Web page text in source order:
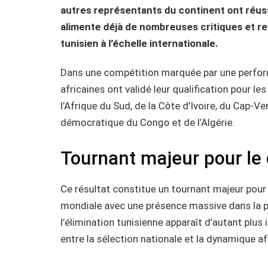
autres représentants du continent ont
alimente déjà de nombreuses critiques et
tunisien à l’échelle internationale.
Dans une compétition marquée par une
africaines ont validé leur qualification pour les
l’Afrique du Sud, de la Côte d’Ivoire, du Cap-
démocratique du Congo et de l’Algérie.
Tournant majeur pour
Ce résultat constitue un tournant majeur
mondiale avec une présence massive dans
l’élimination tunisienne apparaît d’autant
entre la sélection nationale et la dynamique